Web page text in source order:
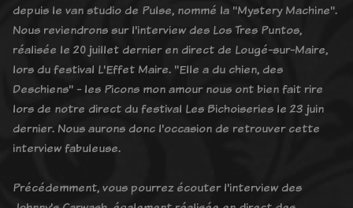
depuis le van studio de Pulse, nommé la "Mystery Machine".
Nous reviendrons sur l'interview des Los Tres Puntos,
réalisée le 20 juillet dernier en direct de Lougé-sur-Maire,
lors du festival L'Effet Maire. "Elle a du chien, des
Deschiens" - les Picons mon amour nous ont bien fait rire
lors de notre direct du festival Les Bichoiseries le 23 juin
dernier. Nous aurons donc l'occasion de retrouver cette
interview fabuleuse.
Précédemment, vous pourrez écouter l'interview des